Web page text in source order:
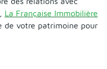
La Française Immobilière
de votre patrimoine pour